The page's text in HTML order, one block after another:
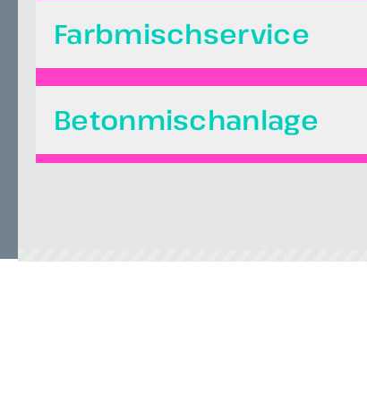
Farbmischservice
Betonmischanlage